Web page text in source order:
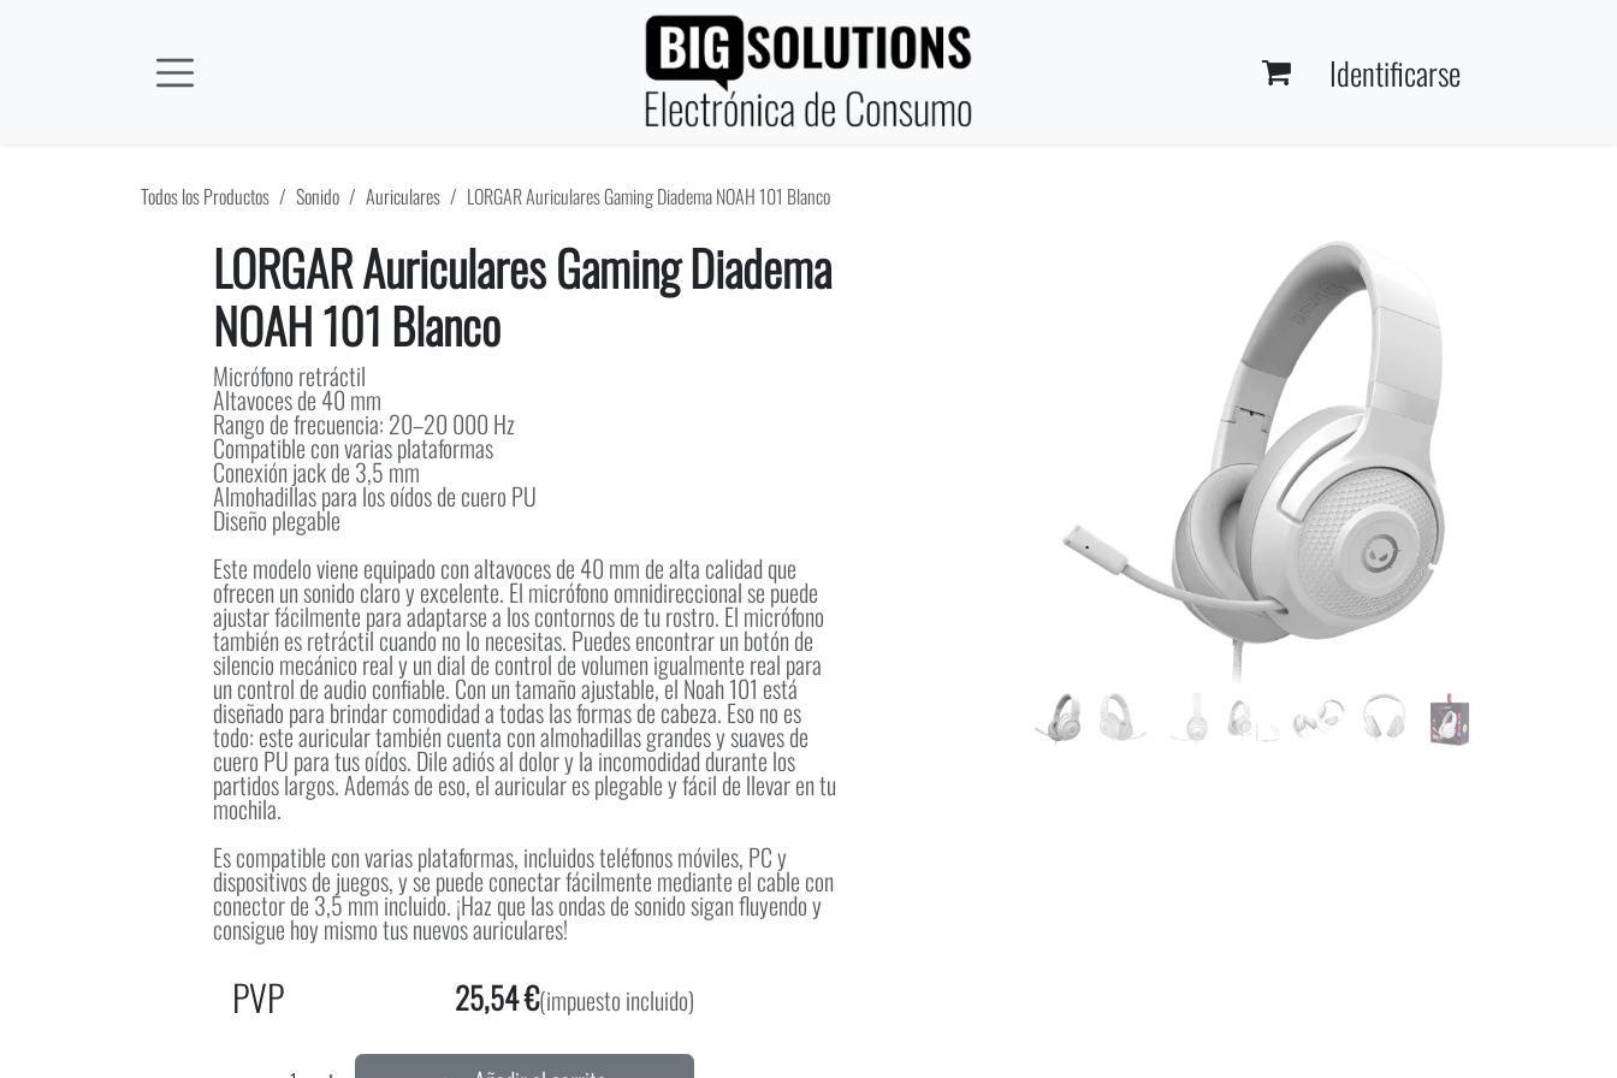
Identificarse
Todos los Productos Sonido Auriculares LORGAR Auriculares Gaming Diadema NOAH 101 Blanco
LORGAR Auriculares Gaming Diadema
NOAH 101 Blanco
Micrófono retráctil
Altavoces de 40 mm
Rango de frecuencia: 20–20 000 Hz
Compatible con varias plataformas
Conexión jack de 3,5 mm
Almohadillas para los oídos de cuero PU
Diseño plegable
Este modelo viene equipado con altavoces de 40 mm de alta calidad que
ofrecen un sonido claro y excelente. El micrófono omnidireccional se puede
ajustar fácilmente para adaptarse a los contornos de tu rostro. El micrófono
también es retráctil cuando no lo necesitas. Puedes encontrar un botón de
silencio mecánico real y un dial de control de volumen igualmente real para
un control de audio confiable. Con un tamaño ajustable, el Noah 101 está
diseñado para brindar comodidad a todas las formas de cabeza. Eso no es
todo: este auricular también cuenta con almohadillas grandes y suaves de
cuero PU para tus oídos. Dile adiós al dolor y la incomodidad durante los
partidos largos. Además de eso, el auricular es plegable y fácil de llevar en tu
mochila.
Es compatible con varias plataformas, incluidos teléfonos móviles, PC y
dispositivos de juegos, y se puede conectar fácilmente mediante el cable con
conector de 3,5 mm incluido. ¡Haz que las ondas de sonido sigan fluyendo y
consigue hoy mismo tus nuevos auriculares!
PVP 25,54€(impuesto incluido)